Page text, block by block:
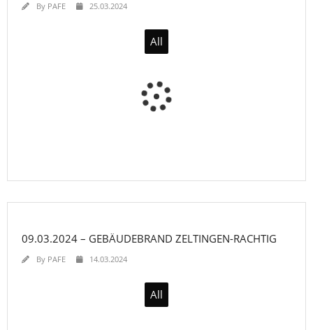
By PAFE 25.03.2024
All
09.03.2024 – GEBÄUDEBRAND ZELTINGEN-RACHTIG
By PAFE 14.03.2024
All